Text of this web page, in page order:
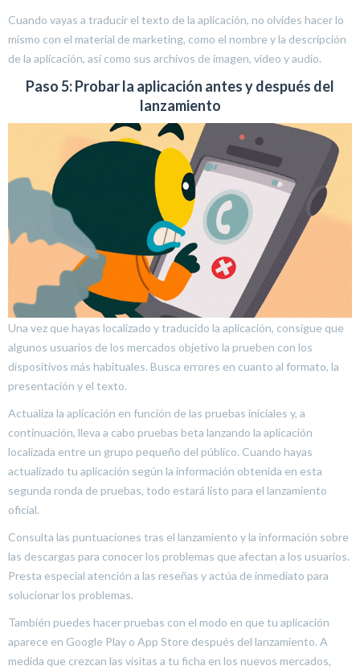
Cuando vayas a traducir el texto de la aplicación, no olvides hacer lo
mismo con el material de marketing, como el nombre y la descripción
de la aplicación, así como sus archivos de imagen, vídeo y audio.
Paso 5: Probar la aplicación antes y después del
lanzamiento
Una vez que hayas localizado y traducido la aplicación, consigue que
algunos usuarios de los mercados objetivo la prueben con los
dispositivos más habituales. Busca errores en cuanto al formato, la
presentación y el texto.
Actualiza la aplicación en función de las pruebas iniciales y, a
continuación, lleva a cabo pruebas beta lanzando la aplicación
localizada entre un grupo pequeño del público. Cuando hayas
actualizado tu aplicación según la información obtenida en esta
segunda ronda de pruebas, todo estará listo para el lanzamiento
oficial.
Consulta las puntuaciones tras el lanzamiento y la información sobre
las descargas para conocer los problemas que afectan a los usuarios.
Presta especial atención a las reseñas y actúa de inmediato para
solucionar los problemas.
También puedes hacer pruebas con el modo en que tu aplicación
aparece en Google Play o App Store después del lanzamiento. A
medida que crezcan las visitas a tu ficha en los nuevos mercados,